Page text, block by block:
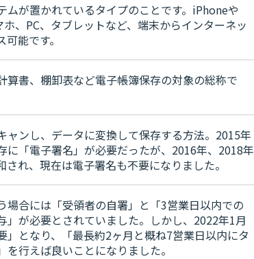
ムが置かれているタイプのことです。iPhoneや
、PC、タブレットなど、端末からインターネッ
能です。
算書、棚卸表など電子帳簿保存の対象の総称で
ャンし、データに変換して保存する方法。2015年
に「電子署名」が必要だったが、2016年、2018年
され、現在は電子署名も不要になりました。
場合には「受領者の自署」と「3営業日以内での
」が必要とされていました。しかし、2022年1月
」となり、「最長約2ヶ月と概ね7営業日以内にタ
を行えば良いことになりました。